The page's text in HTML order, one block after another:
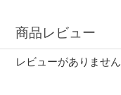
商品レビュー
レビューがありません